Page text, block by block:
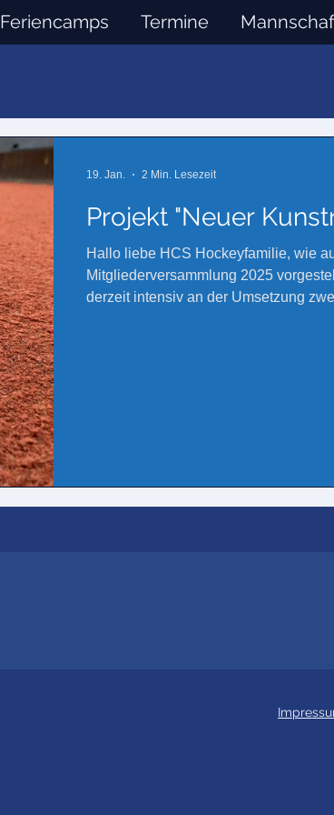
Feriencamps Termine
Projekt "Neuer
Hallo liebe HCS Hockeyfamilie, wie auf der
Mitgliederversammlung 2025
derzeit intensiv an der Umsetzung
19. Jan. 2 Min. Lesezeit